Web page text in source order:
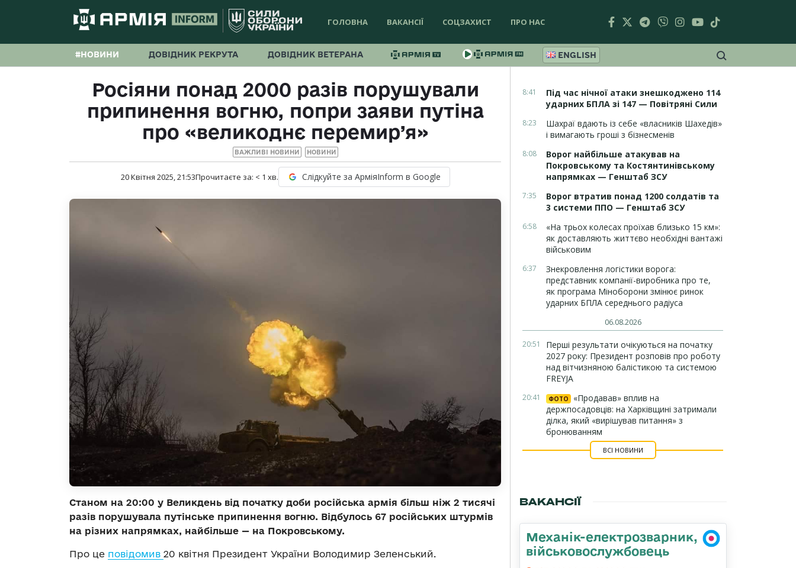
ГОЛОВНА ВАКАНСІЇ СОЦЗАХИСТ ПРО НАС
#НОВИНИ ДОВІДНИК РЕКРУТА ДОВІДНИК ВЕТЕРАНА ENGLISH
Росіяни понад 2000 разів порушували
припинення вогню, попри заяви путіна
про «великоднє перемир’я»
ВАЖЛИВІ НОВИНИ НОВИНИ
20 Квітня 2025, 21:53Прочитаєте за: < 1 хв. Слідкуйте за АрміяInform в Google
Станом на 20:00 у Великдень від початку доби російська армія більш ніж 2 тисячі
разів порушувала путінське припинення вогню. Відбулось 67 російських штурмів
на різних напрямках, найбільше — на Покровському.
Про це повідомив 20 квітня Президент України Володимир Зеленський.
8:41
Під час нічної атаки знешкоджено 114
ударних БПЛА зі 147 — Повітряні Сили
8:23
Шахраї вдають із себе «власників Шахедів»
і вимагають гроші з бізнесменів
8:08
Ворог найбільше атакував на
Покровському та Костянтинівському
напрямках — Генштаб ЗСУ
7:35
Ворог втратив понад 1200 солдатів та
3 системи ППО — Генштаб ЗСУ
6:58
«На трьох колесах проїхав близько 15 км»:
як доставляють життєво необхідні вантажі
військовим
6:37
Знекровлення логістики ворога:
представник компанії-виробника про те,
як програма Міноборони змінює ринок
ударних БПЛА середнього радіуса
06.08.2026
20:51
Перші результати очікуються на початку
2027 року: Президент розповів про роботу
над вітчизняною балістикою та системою
FREYJA
20:41 ФОТО
«Продавав» вплив на
держпосадовців: на Харківщині затримали
ділка, який «вирішував питання» з
бронюванням
ВСІ НОВИНИ
ВАКАНСІЇ
Механік-електрозварник,
військовослужбовець